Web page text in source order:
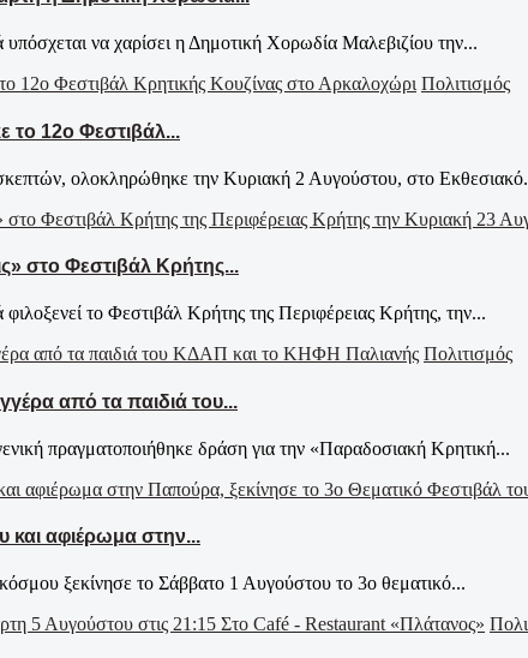
να χαρίσει η Δημοτική Χορωδία Μαλεβιζίου την...
Πολιτισμός
το 12ο Φεστιβάλ...
ολοκληρώθηκε την Κυριακή 2 Αυγούστου, στο
στο Φεστιβάλ Κρήτης...
το Φεστιβάλ Κρήτης της Περιφέρειας Κρήτης, την...
Πολιτισμός
από τα παιδιά του...
πραγματοποιήθηκε δράση για την «Παραδοσιακή Κρητική...
και αφιέρωμα στην...
ξεκίνησε το Σάββατο 1 Αυγούστου το 3ο θεματικό...